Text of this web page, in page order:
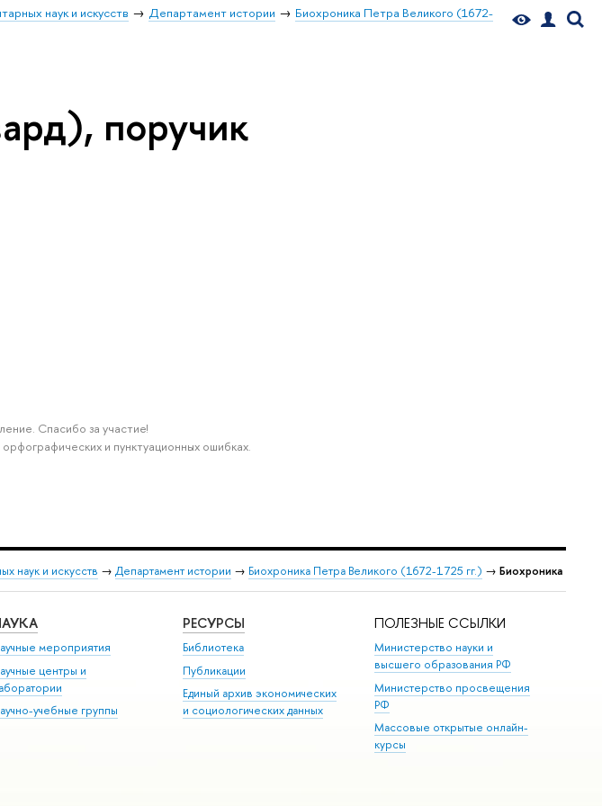
наук и искусств Департамент истории
Биохроника Петра Великого (1672-
поручик
Спасибо за участие!
и пунктуационных ошибках.
наук и искусств → Департамент истории → Биохроника Петра Великого (1672-1725 гг.) → Биохроника
мероприятия
центры и
учебные группы
РЕСУРСЫ
Библиотека
Публикации
Единый архив экономических
и социологических данных
ПОЛЕЗНЫЕ ССЫЛКИ
Министерство науки и
высшего образования РФ
Министерство просвещения
РФ
Массовые открытые онлайн-
курсы